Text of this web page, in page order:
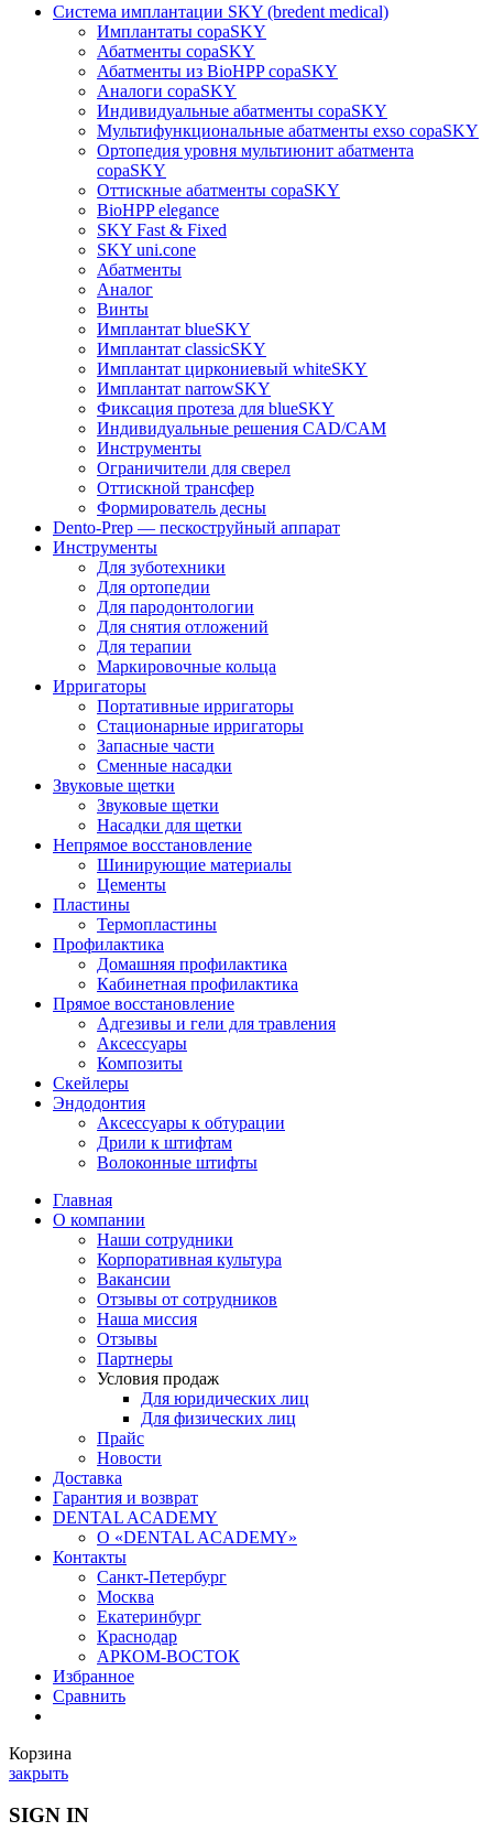
Система имплантации SKY (bredent medical)
Имплантаты copaSKY
Абатменты copaSKY
Абатменты из BioHPP copaSKY
Аналоги copaSKY
Индивидуальные абатменты copaSKY
Мультифункциональные абатменты exso copaSKY
Ортопедия уровня мультиюнит абатмента
copaSKY
Оттискные абатменты copaSKY
BioHPP elegance
SKY Fast & Fixed
SKY uni.cone
Абатменты
Аналог
Винты
Имплантат blueSKY
Имплантат classicSKY
Имплантат циркониевый whiteSKY
Имплантат narrowSKY
Фиксация протеза для blueSKY
Индивидуальные решения CAD/CAM
Инструменты
Ограничители для сверел
Оттискной трансфер
Формирователь десны
Dento-Prep — пескоструйный аппарат
Инструменты
Для зуботехники
Для ортопедии
Для пародонтологии
Для снятия отложений
Для терапии
Маркировочные кольца
Ирригаторы
Портативные ирригаторы
Стационарные ирригаторы
Запасные части
Сменные насадки
Звуковые щетки
Звуковые щетки
Насадки для щетки
Непрямое восстановление
Шинирующие материалы
Цементы
Пластины
Термопластины
Профилактика
Домашняя профилактика
Кабинетная профилактика
Прямое восстановление
Адгезивы и гели для травления
Аксессуары
Композиты
Скейлеры
Эндодонтия
Аксессуары к обтурации
Дрили к штифтам
Волоконные штифты
Главная
О компании
Наши сотрудники
Корпоративная культура
Вакансии
Отзывы от сотрудников
Наша миссия
Отзывы
Партнеры
Условия продаж
Для юридических лиц
Для физических лиц
Прайс
Новости
Доставка
Гарантия и возврат
DENTAL ACADEMY
О «DENTAL ACADEMY»
Контакты
Санкт-Петербург
Москва
Екатеринбург
Краснодар
АРКОМ-ВОСТОК
Избранное
Сравнить
Корзина
закрыть
SIGN IN